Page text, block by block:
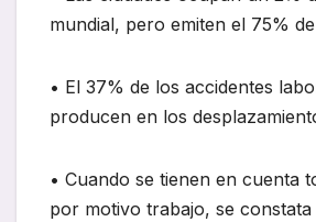
mundial, pero emiten el 75% de
• El 37% de los accidentes
producen en los
• Cuando se tienen en cuenta
por motivo trabajo, se